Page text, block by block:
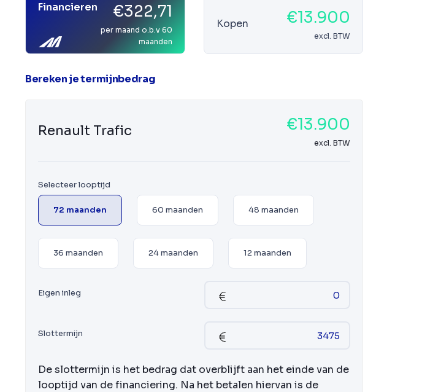
Financieren €322,71
per maand o.b.v 60
maanden
Kopen €13.900
excl. BTW
Bereken je termijnbedrag
Renault Trafic €13.900
excl. BTW
Selecteer looptijd
72 maanden 60 maanden 48 maanden
36 maanden 24 maanden 12 maanden
Eigen inleg
Slottermijn
De slottermijn is het bedrag dat overblijft aan het einde van de
looptijd van de financiering. Na het betalen hiervan is de